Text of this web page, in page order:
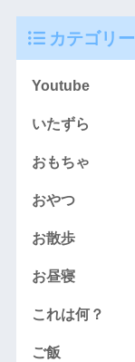
カテゴリー
Youtube
いたずら
おもちゃ
おやつ
お散歩
お昼寝
これは何？
ご飯